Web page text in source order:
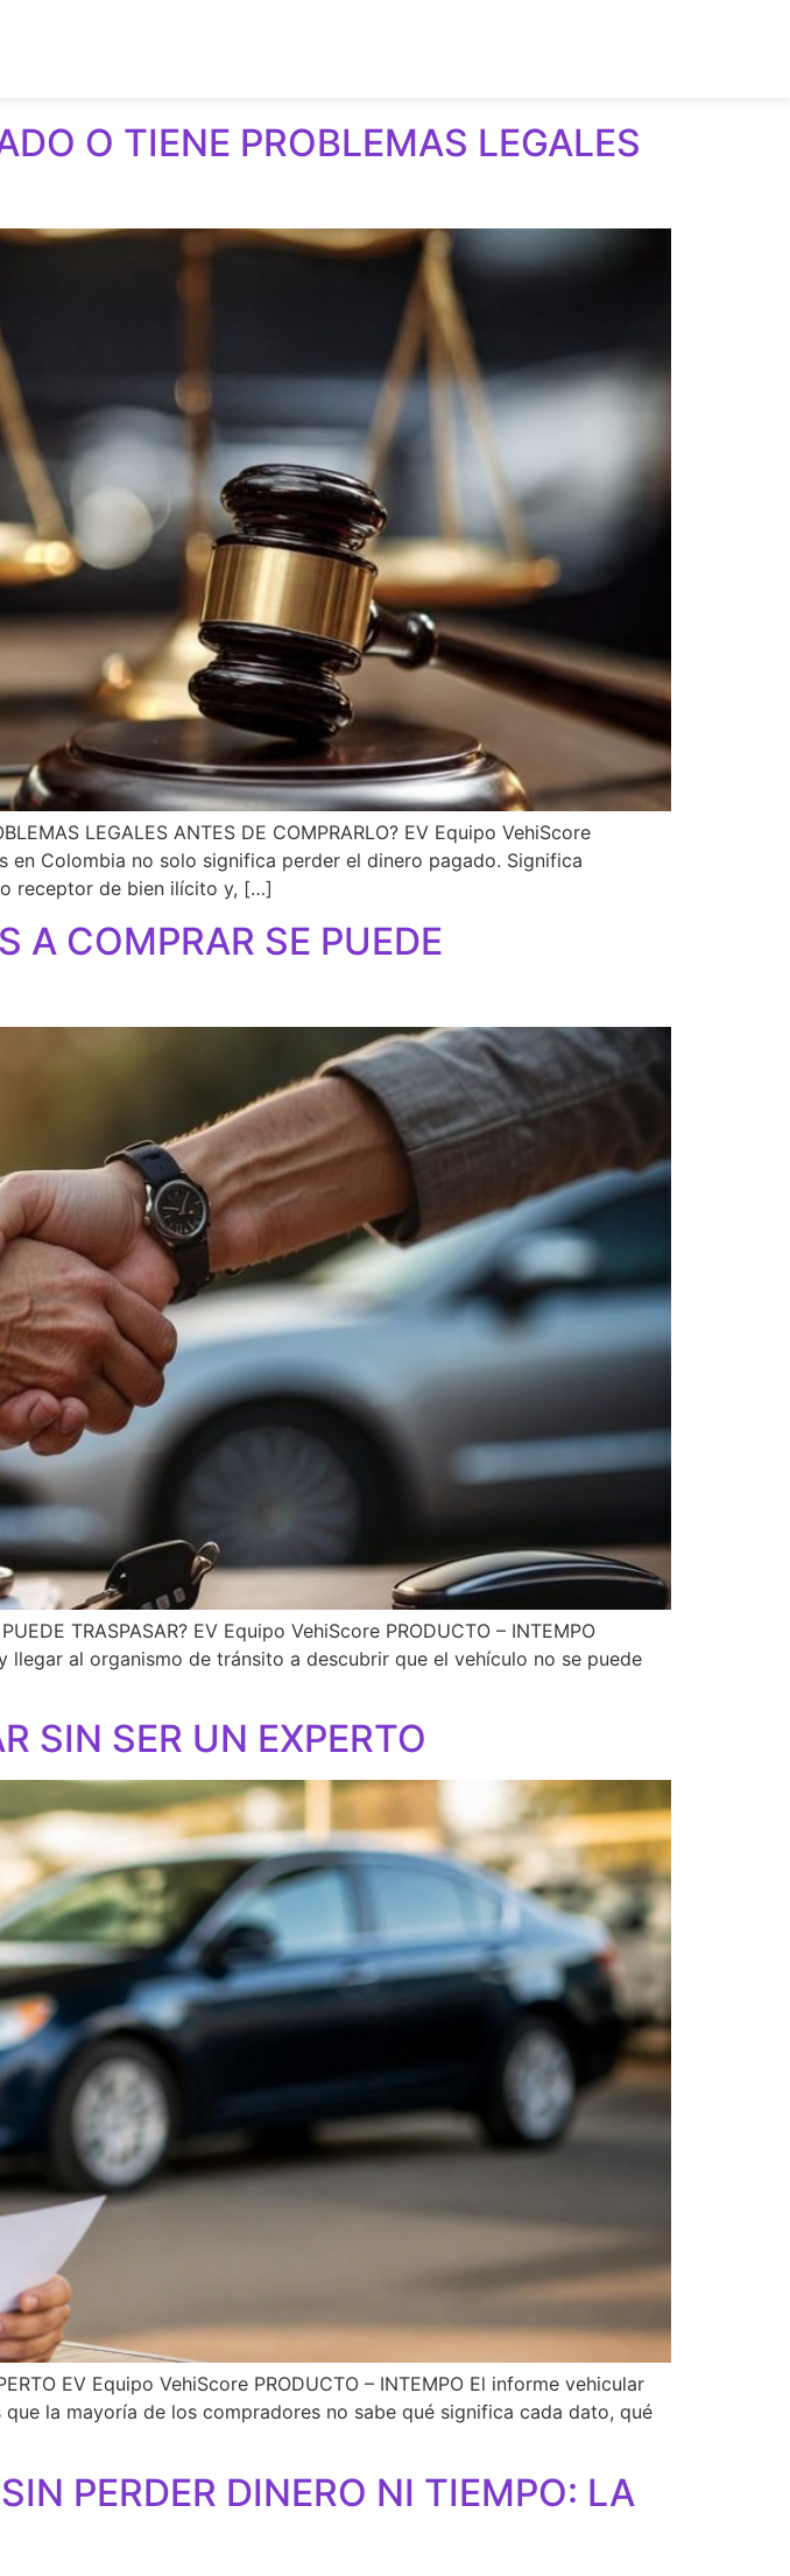
O TIENE PROBLEMAS LEGALES
LEGALES ANTES DE COMPRARLO? EV Equipo VehiScore
en Colombia no solo significa perder el dinero pagado. Significa
receptor de bien ilícito y, […]
A COMPRAR SE PUEDE
TRASPASAR? EV Equipo VehiScore PRODUCTO – INTEMPO
al organismo de tránsito a descubrir que el vehículo no se puede
SIN SER UN EXPERTO
EV Equipo VehiScore PRODUCTO – INTEMPO El informe vehicular
la mayoría de los compradores no sabe qué significa cada dato, qué
PERDER DINERO NI TIEMPO: LA